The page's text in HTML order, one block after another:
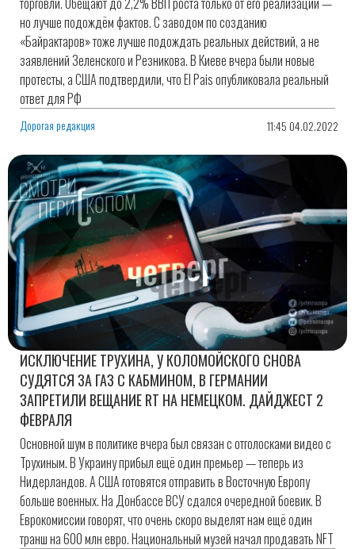
но лучше подождём фактов. С заводом по созданию
«Байрактаров» тоже лучше подождать реальных действий, а не
заявлений Зеленского и Резникова. В Киеве вчера были новые
протесты, а США подтвердили, что El Pais опубликовала реальный
ответ для РФ
Дорогая редакция 11:45 04.02.2022
ИСКЛЮЧЕНИЕ ТРУХИНА, У КОЛОМОЙСКОГО СНОВА
СУДЯТСЯ ЗА ГАЗ С КАБМИНОМ, В ГЕРМАНИИ
ЗАПРЕТИЛИ ВЕЩАНИЕ RT НА НЕМЕЦКОМ. ДАЙДЖЕСТ 2
ФЕВРАЛЯ
Основной шум в политике вчера был связан с отголосками видео с
Трухиным. В Украину прибыл ещё один премьер — теперь из
Нидерландов. А США готовятся отправить в Восточную Европу
больше военных. На Донбассе ВСУ сдался очередной боевик. В
Еврокомиссии говорят, что очень скоро выделят нам ещё один
транш на 600 млн евро. Национальный музей начал продавать NFT